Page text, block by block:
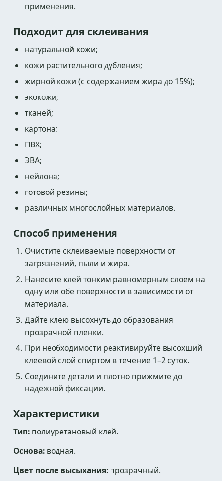
применения.
Подходит для склеивания
натуральной кожи;
кожи растительного дубления;
жирной кожи (с содержанием жира до 15%);
экокожи;
тканей;
картона;
ПВХ;
ЭВА;
нейлона;
готовой резины;
различных многослойных материалов.
Способ применения
Очистите склеиваемые поверхности от
загрязнений, пыли и жира.
Нанесите клей тонким равномерным слоем на
одну или обе поверхности в зависимости от
материала.
Дайте клею высохнуть до образования
прозрачной пленки.
При необходимости реактивируйте высохший
клеевой слой спиртом в течение 1–2 суток.
Соедините детали и плотно прижмите до
надежной фиксации.
Характеристики
Тип: полиуретановый клей.
Основа: водная.
Цвет после высыхания: прозрачный.